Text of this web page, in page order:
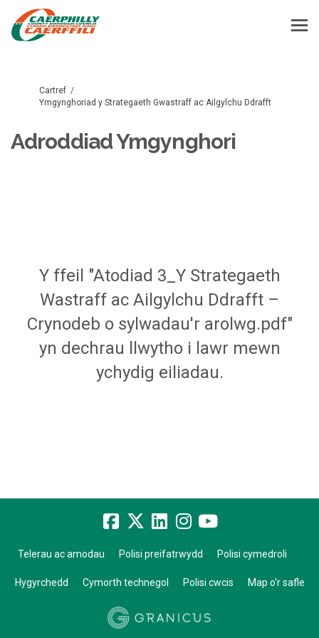
Rydych yma:
Cartref
Ymgynghoriad y Strategaeth Gwastraff ac Ailgylchu Ddrafft
Adroddiad Ymgynghori
Y ffeil "Atodiad 3_Y Strategaeth
Wastraff ac Ailgylchu Ddrafft –
Crynodeb o sylwadau'r arolwg.pdf"
yn dechrau llwytho i lawr mewn
ychydig eiliadau.
Telerau ac amodau Polisi preifatrwydd Polisi cymedroli
Hygyrchedd Cymorth technegol Polisi cwcis Map o'r safle